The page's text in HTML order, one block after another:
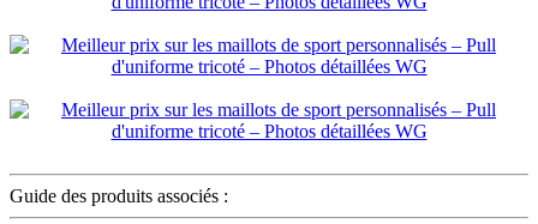
Guide des produits associés :